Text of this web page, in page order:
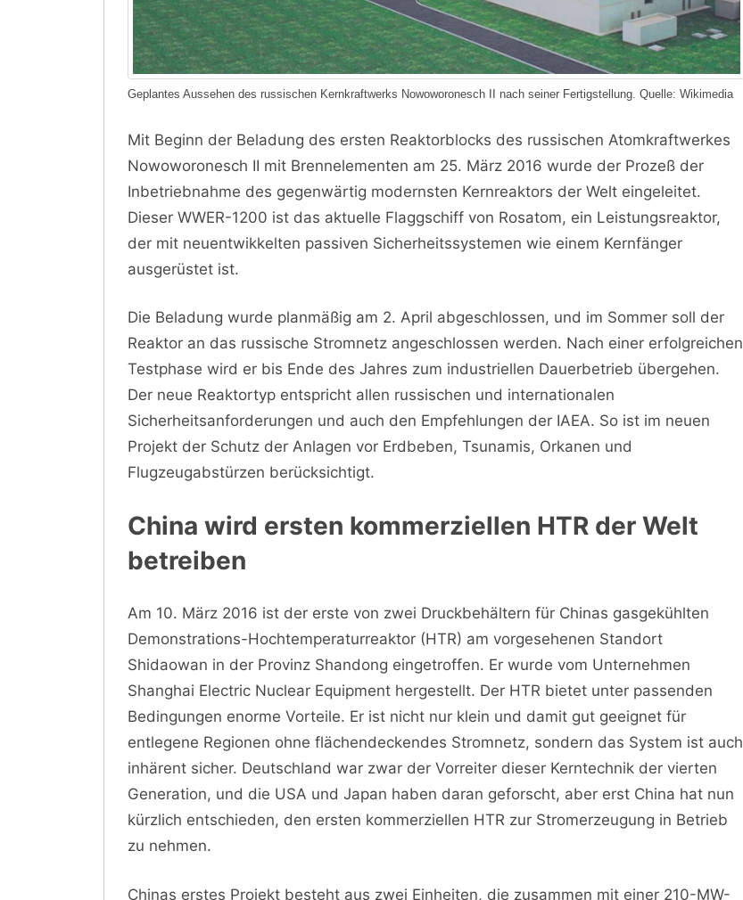
Geplantes Aussehen des russischen Kernkraftwerks Nowoworonesch II nach seiner Fertigstellung. Quelle: Wikimedia
Mit Beginn der Beladung des ersten Reaktorblocks des russischen Atomkraftwerkes
Nowoworonesch II mit Brennelementen am 25. März 2016 wurde der Prozeß der
Inbetriebnahme des gegenwärtig modernsten Kernreaktors der Welt eingeleitet.
Dieser WWER-1200 ist das aktuelle Flaggschiff von Rosatom, ein Leistungsreaktor,
der mit neuentwikkelten passiven Sicherheitssystemen wie einem Kernfänger
ausgerüstet ist.
Die Beladung wurde planmäßig am 2. April abgeschlossen, und im Sommer soll der
Reaktor an das russische Stromnetz angeschlossen werden. Nach einer erfolgreichen
Testphase wird er bis Ende des Jahres zum industriellen Dauerbetrieb übergehen.
Der neue Reaktortyp entspricht allen russischen und internationalen
Sicherheitsanforderungen und auch den Empfehlungen der IAEA. So ist im neuen
Projekt der Schutz der Anlagen vor Erdbeben, Tsunamis, Orkanen und
Flugzeugabstürzen berücksichtigt.
China wird ersten kommerziellen HTR der Welt
betreiben
Am 10. März 2016 ist der erste von zwei Druckbehältern für Chinas gasgekühlten
Demonstrations-Hochtemperaturreaktor (HTR) am vorgesehenen Standort
Shidaowan in der Provinz Shandong eingetroffen. Er wurde vom Unternehmen
Shanghai Electric Nuclear Equipment hergestellt. Der HTR bietet unter passenden
Bedingungen enorme Vorteile. Er ist nicht nur klein und damit gut geeignet für
entlegene Regionen ohne flächendeckendes Stromnetz, sondern das System ist auch
inhärent sicher. Deutschland war zwar der Vorreiter dieser Kerntechnik der vierten
Generation, und die USA und Japan haben daran geforscht, aber erst China hat nun
kürzlich entschieden, den ersten kommerziellen HTR zur Stromerzeugung in Betrieb
zu nehmen.
Chinas erstes Projekt besteht aus zwei Einheiten, die zusammen mit einer 210-MW-